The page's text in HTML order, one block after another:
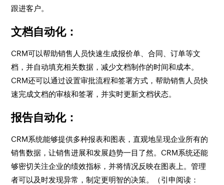
跟进客户。
文档自动化：
CRM可以帮助销售人员快速生成报价单、合同、订单等文
档，并自动填充相关数据，减少文档制作的时间和成本。
CRM还可以通过设置审批流程和签署方式，帮助销售人员快
速完成文档的审核和签署，并实时更新文档状态。
报告自动化：
CRM系统能够提供多种报表和图表，直观地呈现企业所有的
销售数据，让销售进展和发展趋势一目了然。CRM系统还能
够密切关注企业的绩效指标，并将情况反映在图表上。管理
者可以及时发现异常，制定更明智的决策。（引申阅读：